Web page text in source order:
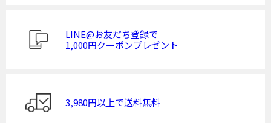
LINE@お友だち登録で
1,000円クーポンプレゼント
3,980円以上で送料無料